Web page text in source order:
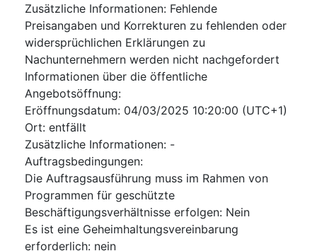
Zusätzliche Informationen: Fehlende
Preisangaben und Korrekturen zu fehlenden oder
widersprüchlichen Erklärungen zu
Nachunternehmern werden nicht nachgefordert
Informationen über die öffentliche
Angebotsöffnung:
Eröffnungsdatum: 04/03/2025 10:20:00 (UTC+1)
Ort: entfällt
Zusätzliche Informationen: -
Auftragsbedingungen:
Die Auftragsausführung muss im Rahmen von
Programmen für geschützte
Beschäftigungsverhältnisse erfolgen: Nein
Es ist eine Geheimhaltungsvereinbarung
erforderlich: nein